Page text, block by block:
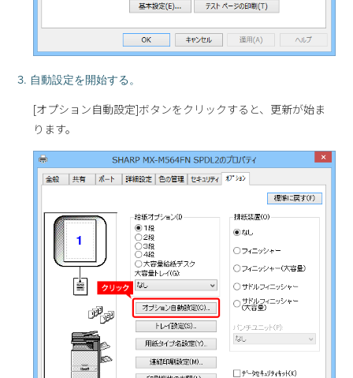
3. 自動設定を開始する。
[オプション自動設定]ボタンをクリックすると、更新が始ま
ります。